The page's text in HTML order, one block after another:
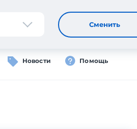
Регистрация Вход
Новости Помощь
Сменить